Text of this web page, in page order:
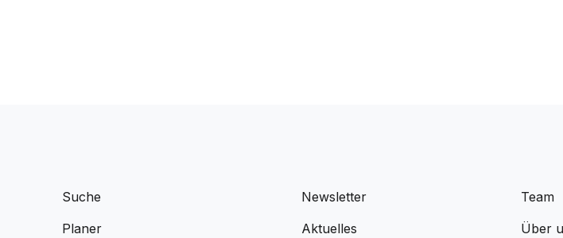
Suche
Planer
Newsletter
Aktuelles
Team
Über